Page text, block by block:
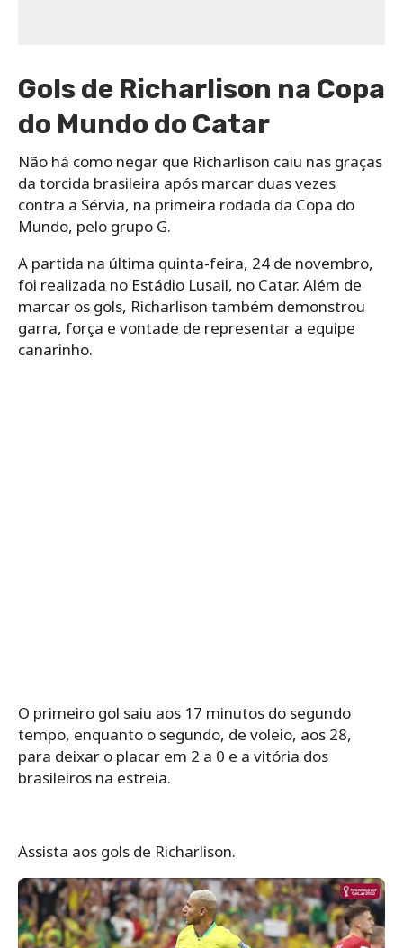
Gols de Richarlison na Copa
do Mundo do Catar
Não há como negar que Richarlison caiu nas graças
da torcida brasileira após marcar duas vezes
contra a Sérvia, na primeira rodada da Copa do
Mundo, pelo grupo G.
A partida na última quinta-feira, 24 de novembro,
foi realizada no Estádio Lusail, no Catar. Além de
marcar os gols, Richarlison também demonstrou
garra, força e vontade de representar a equipe
canarinho.
O primeiro gol saiu aos 17 minutos do segundo
tempo, enquanto o segundo, de voleio, aos 28,
para deixar o placar em 2 a 0 e a vitória dos
brasileiros na estreia.
Assista aos gols de Richarlison.